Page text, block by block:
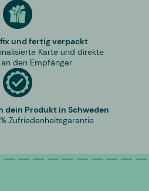
und fertig verpackt
Karte und direkte
den Empfänger
dein Produkt in Schweden
Zufriedenheitsgarantie